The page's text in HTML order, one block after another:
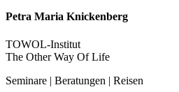
Petra Maria Knickenberg
TOWOL-Institut
The Other Way Of Life
Seminare | Beratungen | Reisen